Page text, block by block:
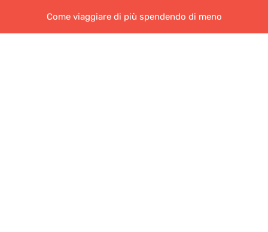
Come viaggiare di più spendendo di meno